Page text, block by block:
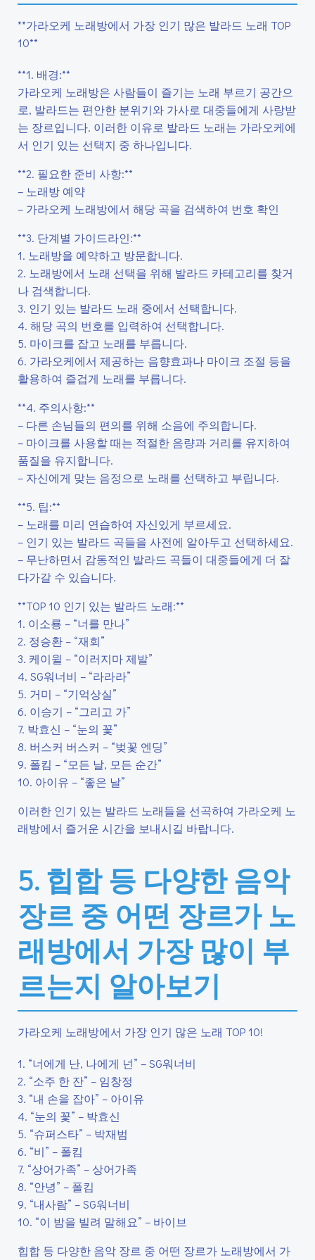
**가라오케 노래방에서 가장 인기 많은 발라드 노래 TOP
10**
**1. 배경:**
가라오케 노래방은 사람들이 즐기는 노래 부르기 공간으
로, 발라드는 편안한 분위기와 가사로 대중들에게 사랑받
는 장르입니다. 이러한 이유로 발라드 노래는 가라오케에
서 인기 있는 선택지 중 하나입니다.
**2. 필요한 준비 사항:**
– 노래방 예약
– 가라오케 노래방에서 해당 곡을 검색하여 번호 확인
**3. 단계별 가이드라인:**
1. 노래방을 예약하고 방문합니다.
2. 노래방에서 노래 선택을 위해 발라드 카테고리를 찾거
나 검색합니다.
3. 인기 있는 발라드 노래 중에서 선택합니다.
4. 해당 곡의 번호를 입력하여 선택합니다.
5. 마이크를 잡고 노래를 부릅니다.
6. 가라오케에서 제공하는 음향효과나 마이크 조절 등을
활용하여 즐겁게 노래를 부릅니다.
**4. 주의사항:**
– 다른 손님들의 편의를 위해 소음에 주의합니다.
– 마이크를 사용할 때는 적절한 음량과 거리를 유지하여
품질을 유지합니다.
– 자신에게 맞는 음정으로 노래를 선택하고 부립니다.
**5. 팁:**
– 노래를 미리 연습하여 자신있게 부르세요.
– 인기 있는 발라드 곡들을 사전에 알아두고 선택하세요.
– 무난하면서 감동적인 발라드 곡들이 대중들에게 더 잘
다가갈 수 있습니다.
**TOP 10 인기 있는 발라드 노래:**
1. 이소룡 – “너를 만나”
2. 정승환 – “재회”
3. 케이윌 – “이러지마 제발”
4. SG워너비 – “라라라”
5. 거미 – “기억상실”
6. 이승기 – “그리고 가”
7. 박효신 – “눈의 꽃”
8. 버스커 버스커 – “벚꽃 엔딩”
9. 폴킴 – “모든 날, 모든 순간”
10. 아이유 – “좋은 날”
이러한 인기 있는 발라드 노래들을 선곡하여 가라오케 노
래방에서 즐거운 시간을 보내시길 바랍니다.
5. 힙합 등 다양한 음악
장르 중 어떤 장르가 노
래방에서 가장 많이 부
르는지 알아보기
가라오케 노래방에서 가장 인기 많은 노래 TOP 10!
1. “너에게 난, 나에게 넌” – SG워너비
2. “소주 한 잔” – 임창정
3. “내 손을 잡아” – 아이유
4. “눈의 꽃” – 박효신
5. “슈퍼스타” – 박재범
6. “비” – 폴킴
7. “상어가족” – 상어가족
8. “안녕” – 폴킴
9. “내사람” – SG워너비
10. “이 밤을 빌려 말해요” – 바이브
힙합 등 다양한 음악 장르 중 어떤 장르가 노래방에서 가